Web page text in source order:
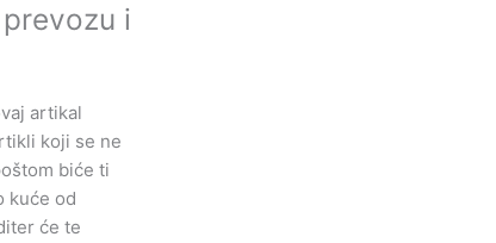
i
artikal
koji se ne
biće ti
kuće od
će te